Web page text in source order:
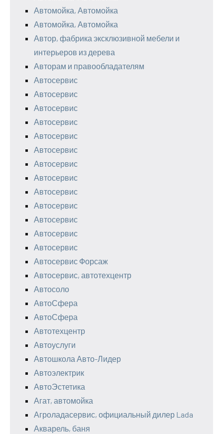
Автомойка, Автомойка
Автомойка, Автомойка
Автор, фабрика эксклюзивной мебели и
интерьеров из дерева
Авторам и правообладателям
Автосервис
Автосервис
Автосервис
Автосервис
Автосервис
Автосервис
Автосервис
Автосервис
Автосервис
Автосервис
Автосервис
Автосервис
Автосервис
Автосервис Форсаж
Автосервис, автотехцентр
Автосоло
АвтоСфера
АвтоСфера
Автотехцентр
Автоуслуги
Автошкола Авто-Лидер
Автоэлектрик
АвтоЭстетика
Агат, автомойка
Агроладасервис, официальный дилер Lada
Акварель, баня